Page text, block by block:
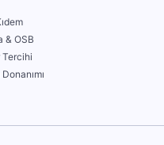
& OSB